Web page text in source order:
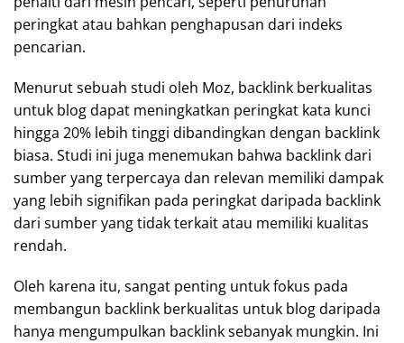
peringkat atau bahkan penghapusan dari indeks
pencarian.
Menurut sebuah studi oleh Moz, backlink berkualitas
untuk blog dapat meningkatkan peringkat kata kunci
hingga 20% lebih tinggi dibandingkan dengan backlink
biasa. Studi ini juga menemukan bahwa backlink dari
sumber yang terpercaya dan relevan memiliki dampak
yang lebih signifikan pada peringkat daripada backlink
dari sumber yang tidak terkait atau memiliki kualitas
rendah.
Oleh karena itu, sangat penting untuk fokus pada
membangun backlink berkualitas untuk blog daripada
hanya mengumpulkan backlink sebanyak mungkin. Ini